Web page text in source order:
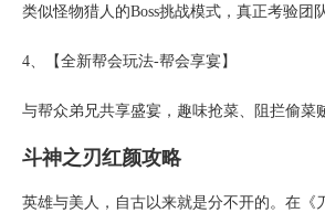
类似怪物猎人的Boss挑战模式，真正考验团
4、【全新帮会玩法-帮会享宴】
与帮众弟兄共享盛宴，趣味抢菜、阻拦偷菜
斗神之刃红颜攻略
英雄与美人，自古以来就是分不开的。在《